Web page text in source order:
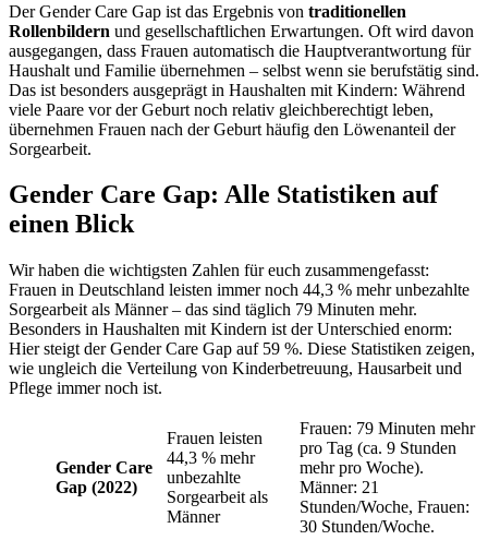
Der Gender Care Gap ist das Ergebnis von traditionellen
Rollenbildern und gesellschaftlichen Erwartungen. Oft wird davon
ausgegangen, dass Frauen automatisch die Hauptverantwortung für
Haushalt und Familie übernehmen – selbst wenn sie berufstätig sind.
Das ist besonders ausgeprägt in Haushalten mit Kindern: Während
viele Paare vor der Geburt noch relativ gleichberechtigt leben,
übernehmen Frauen nach der Geburt häufig den Löwenanteil der
Sorgearbeit.
Gender Care Gap: Alle Statistiken auf
einen Blick
Wir haben die wichtigsten Zahlen für euch zusammengefasst:
Frauen in Deutschland leisten immer noch 44,3 % mehr unbezahlte
Sorgearbeit als Männer – das sind täglich 79 Minuten mehr.
Besonders in Haushalten mit Kindern ist der Unterschied enorm:
Hier steigt der Gender Care Gap auf 59 %. Diese Statistiken zeigen,
wie ungleich die Verteilung von Kinderbetreuung, Hausarbeit und
Pflege immer noch ist.
Gender Care
Gap (2022)
Frauen leisten
44,3 % mehr
unbezahlte
Sorgearbeit als
Männer
Frauen: 79 Minuten mehr
pro Tag (ca. 9 Stunden
mehr pro Woche).
Männer: 21
Stunden/Woche, Frauen:
30 Stunden/Woche.